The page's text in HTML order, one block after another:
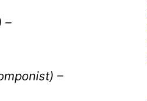
–
–